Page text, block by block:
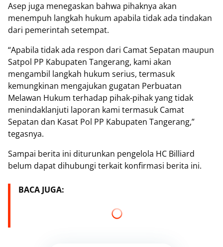
Asep juga menegaskan bahwa pihaknya akan
menempuh langkah hukum apabila tidak ada tindakan
dari pemerintah setempat.
“Apabila tidak ada respon dari Camat Sepatan maupun
Satpol PP Kabupaten Tangerang, kami akan
mengambil langkah hukum serius, termasuk
kemungkinan mengajukan gugatan Perbuatan
Melawan Hukum terhadap pihak-pihak yang tidak
menindaklanjuti laporan kami termasuk Camat
Sepatan dan Kasat Pol PP Kabupaten Tangerang,”
tegasnya.
Sampai berita ini diturunkan pengelola HC Billiard
belum dapat dihubungi terkait konfirmasi berita ini.
BACA JUGA: